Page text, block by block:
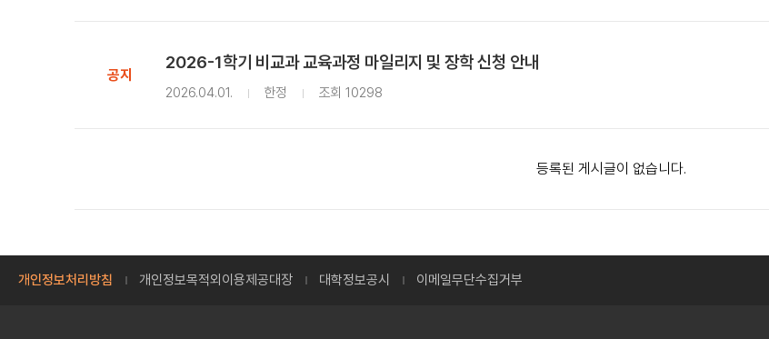
공지
2026-1학기 비교과 교육과정 마일리지 및 장학 신청 안내
2026.04.01. 한정 조회 10298
등록된 게시글이 없습니다.
개인정보처리방침 개인정보목적외이용제공대장 대학정보공시 이메일무단수집거부